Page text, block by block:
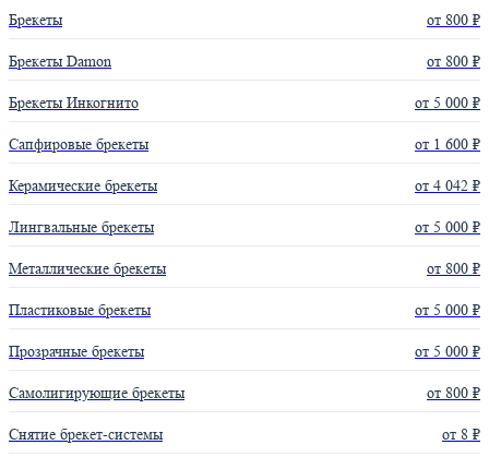
Брекеты от 800 ₽
Брекеты Damon от 800 ₽
Брекеты Инкогнито от 5 000 ₽
Сапфировые брекеты от 1 600 ₽
Керамические брекеты от 4 042 ₽
Лингвальные брекеты от 5 000 ₽
Металлические брекеты от 800 ₽
Пластиковые брекеты от 5 000 ₽
Прозрачные брекеты от 5 000 ₽
Самолигирующие брекеты от 800 ₽
Снятие брекет-системы от 8 ₽